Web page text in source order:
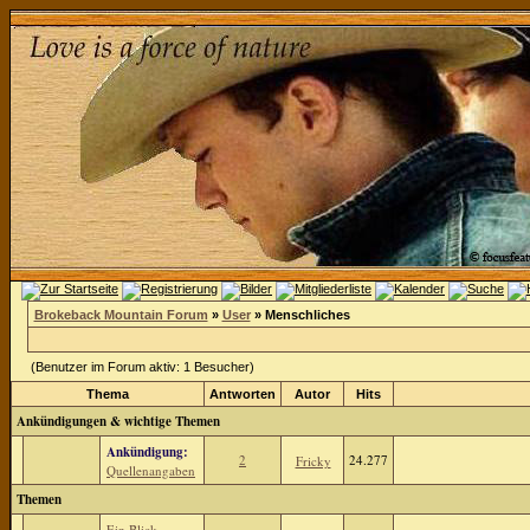
Brokeback Mountain Forum » User» Menschliches
(Benutzer im Forum aktiv: 1 Besucher)
Thema
Antworten Autor Hits
Ankündigungen & wichtige Themen
Ankündigung:
Quellenangaben
2 Fricky 24.277
Themen